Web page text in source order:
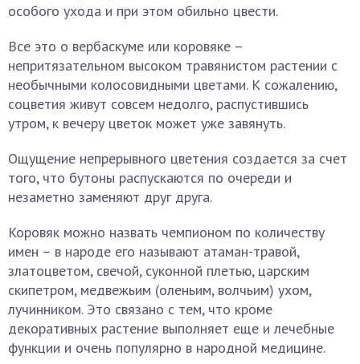
особого ухода и при этом обильно цвести.
Все это о вербаскуме или коровяке –
непритязательном высоком травянистом растении с
необычными колосовидными цветами. К сожалению,
соцветия живут совсем недолго, распустившись
утром, к вечеру цветок может уже завянуть.
Ощущение непрерывного цветения создается за счет
того, что бутоны распускаются по очереди и
незаметно заменяют друг друга.
Коровяк можно назвать чемпионом по количеству
имен – в народе его называют атаман-травой,
златоцветом, свечой, суконной плетью, царским
скипетром, медвежьим (оленьим, волчьим) ухом,
лучинником. Это связано с тем, что кроме
декоративных растение выполняет еще и лечебные
функции и очень популярно в народной медицине.